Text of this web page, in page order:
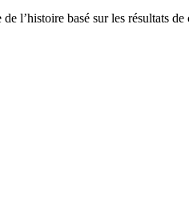
l’histoire basé sur les résultats de